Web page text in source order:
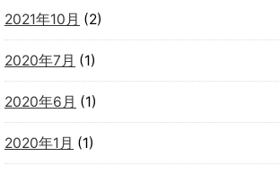
2021年10月 (2)
2020年7月 (1)
2020年6月 (1)
2020年1月 (1)